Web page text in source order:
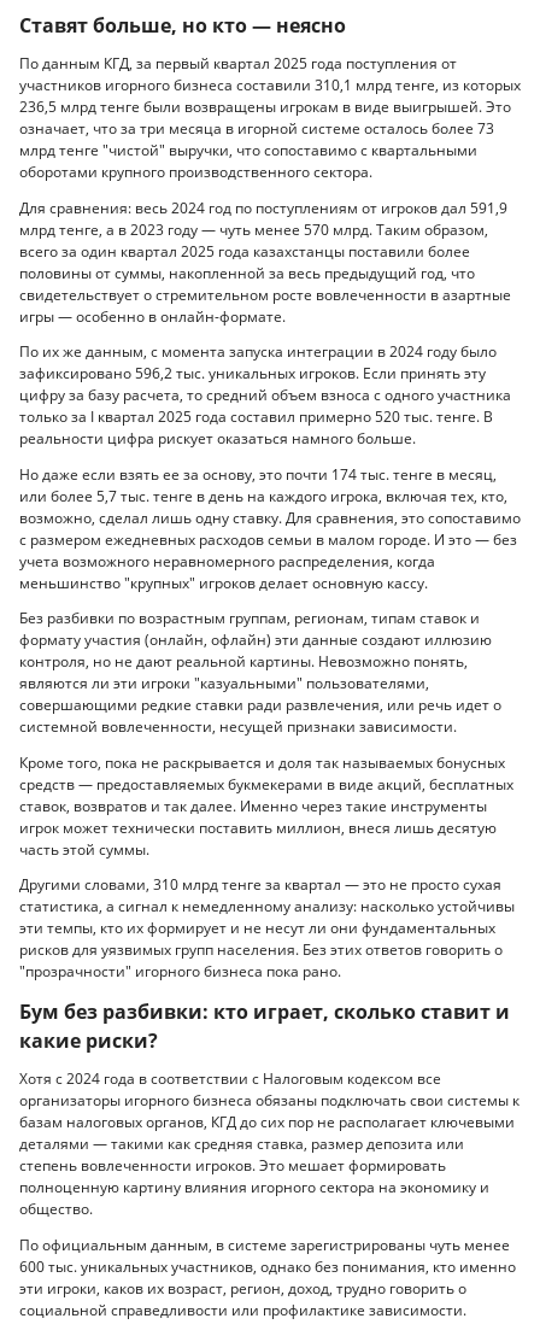
Ставят больше, но кто — неясно
По данным КГД, за первый квартал 2025 года поступления от
участников игорного бизнеса составили 310,1 млрд тенге, из которых
236,5 млрд тенге были возвращены игрокам в виде выигрышей. Это
означает, что за три месяца в игорной системе осталось более 73
млрд тенге "чистой" выручки, что сопоставимо с квартальными
оборотами крупного производственного сектора.
Для сравнения: весь 2024 год по поступлениям от игроков дал 591,9
млрд тенге, а в 2023 году — чуть менее 570 млрд. Таким образом,
всего за один квартал 2025 года казахстанцы поставили более
половины от суммы, накопленной за весь предыдущий год, что
свидетельствует о стремительном росте вовлеченности в азартные
игры — особенно в онлайн-формате.
По их же данным, с момента запуска интеграции в 2024 году было
зафиксировано 596,2 тыс. уникальных игроков. Если принять эту
цифру за базу расчета, то средний объем взноса с одного участника
только за I квартал 2025 года составил примерно 520 тыс. тенге. В
реальности цифра рискует оказаться намного больше.
Но даже если взять ее за основу, это почти 174 тыс. тенге в месяц,
или более 5,7 тыс. тенге в день на каждого игрока, включая тех, кто,
возможно, сделал лишь одну ставку. Для сравнения, это сопоставимо
с размером ежедневных расходов семьи в малом городе. И это — без
учета возможного неравномерного распределения, когда
меньшинство "крупных" игроков делает основную кассу.
Без разбивки по возрастным группам, регионам, типам ставок и
формату участия (онлайн, офлайн) эти данные создают иллюзию
контроля, но не дают реальной картины. Невозможно понять,
являются ли эти игроки "казуальными" пользователями,
совершающими редкие ставки ради развлечения, или речь идет о
системной вовлеченности, несущей признаки зависимости.
Кроме того, пока не раскрывается и доля так называемых бонусных
средств — предоставляемых букмекерами в виде акций, бесплатных
ставок, возвратов и так далее. Именно через такие инструменты
игрок может технически поставить миллион, внеся лишь десятую
часть этой суммы.
Другими словами, 310 млрд тенге за квартал — это не просто сухая
статистика, а сигнал к немедленному анализу: насколько устойчивы
эти темпы, кто их формирует и не несут ли они фундаментальных
рисков для уязвимых групп населения. Без этих ответов говорить о
"прозрачности" игорного бизнеса пока рано.
Бум без разбивки: кто играет, сколько ставит и
какие риски?
Хотя с 2024 года в соответствии с Налоговым кодексом все
организаторы игорного бизнеса обязаны подключать свои системы к
базам налоговых органов, КГД до сих пор не располагает ключевыми
деталями — такими как средняя ставка, размер депозита или
степень вовлеченности игроков. Это мешает формировать
полноценную картину влияния игорного сектора на экономику и
общество.
По официальным данным, в системе зарегистрированы чуть менее
600 тыс. уникальных участников, однако без понимания, кто именно
эти игроки, каков их возраст, регион, доход, трудно говорить о
социальной справедливости или профилактике зависимости.